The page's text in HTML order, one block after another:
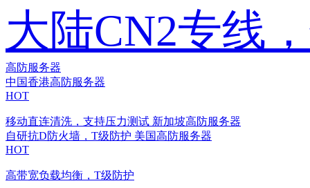
大陆CN2专线
高防服务器
中国香港高防服务器
HOT
移动直连清洗，支持压力测试 新加坡高防服务器
自研抗D防火墙，T级防护 美国高防服务器
HOT
高带宽负载均衡，T级防护